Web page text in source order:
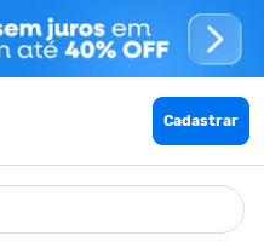
Cadastrar